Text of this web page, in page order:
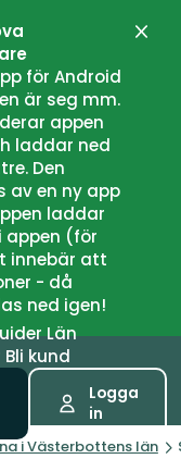
för Android
är seg mm.
appen
laddar ned
Den
av en ny app
laddar
appen (för
innebär att
- då
ned igen!
Län
Bli kund
Logga
in
i Västerbottens län